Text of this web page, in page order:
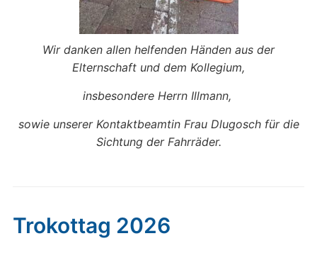
Wir danken allen helfenden Händen aus der
Elternschaft und dem Kollegium,
insbesondere Herrn Illmann,
sowie unserer Kontaktbeamtin Frau Dlugosch für die
Sichtung der Fahrräder.
Trokottag 2026